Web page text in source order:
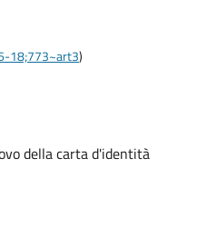
18;773~art3)
della carta d'identità